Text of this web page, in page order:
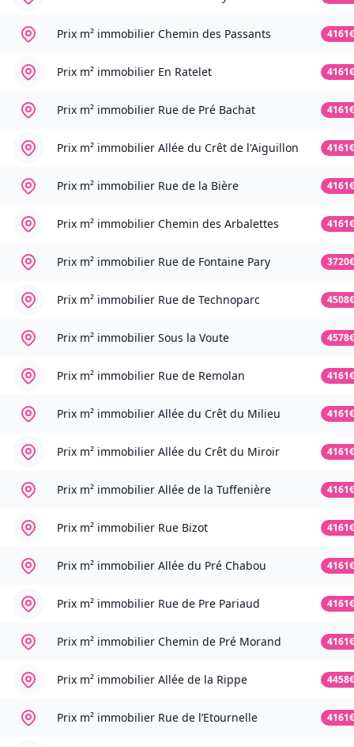
Prix m² immobilier Chemin des Passants 4161€
Prix m² immobilier En Ratelet 4161€
Prix m² immobilier Rue de Pré Bachat 4161€
Prix m² immobilier Allée du Crêt de l'Aiguillon 4161€
Prix m² immobilier Rue de la Bière 4161€
Prix m² immobilier Chemin des Arbalettes 4161€
Prix m² immobilier Rue de Fontaine Pary 3720€
Prix m² immobilier Rue de Technoparc 4508€
Prix m² immobilier Sous la Voute 4578€
Prix m² immobilier Rue de Remolan 4161€
Prix m² immobilier Allée du Crêt du Milieu 4161€
Prix m² immobilier Allée du Crêt du Miroir 4161€
Prix m² immobilier Allée de la Tuffenière 4161€
Prix m² immobilier Rue Bizot 4161€
Prix m² immobilier Allée du Pré Chabou 4161€
Prix m² immobilier Rue de Pre Pariaud 4161€
Prix m² immobilier Chemin de Pré Morand 4161€
Prix m² immobilier Allée de la Rippe 4458€
Prix m² immobilier Rue de l’Etournelle 4161€